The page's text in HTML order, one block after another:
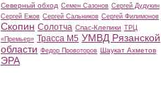
Северный обход Семен Сазонов Сергей Дудукин
Сергей Ежов Сергей Сальников Сергей Филимонов
Скопин Солотча Спас-Клепики ТРЦ
«Премьер» Трасса М5 УМВД Рязанской
области Федор Провоторов Шаукат Ахметов
ЭРА